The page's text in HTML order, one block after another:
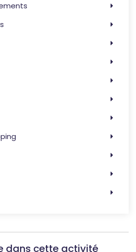
dans cette activité